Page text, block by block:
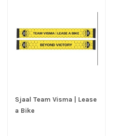
Sjaal Team Visma | Lease
a Bike